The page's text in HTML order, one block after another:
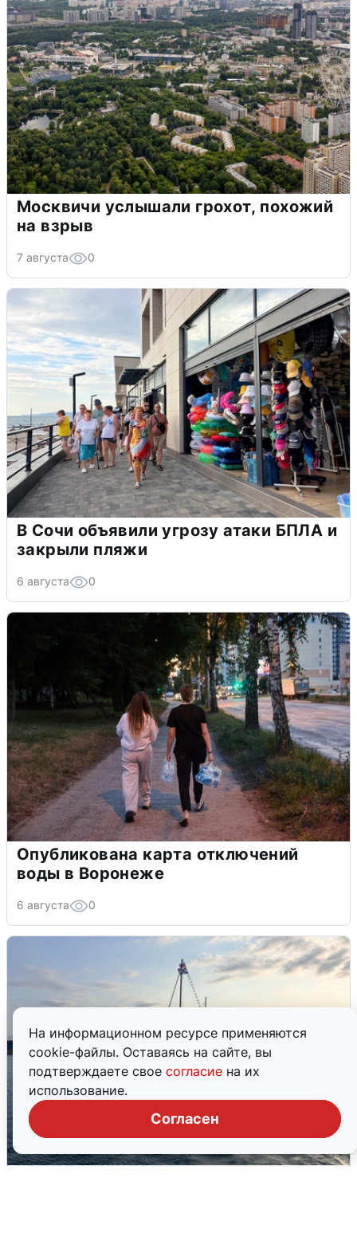
На информационном ресурсе применяются
cookie-файлы. Оставаясь на сайте, вы
подтверждаете свое согласие на их
использование.
Согласен
Москвичи услышали грохот, похожий
на взрыв
7 августа 0
В Сочи объявили угрозу атаки БПЛА и
закрыли пляжи
6 августа 0
Опубликована карта отключений
воды в Воронеже
6 августа 0